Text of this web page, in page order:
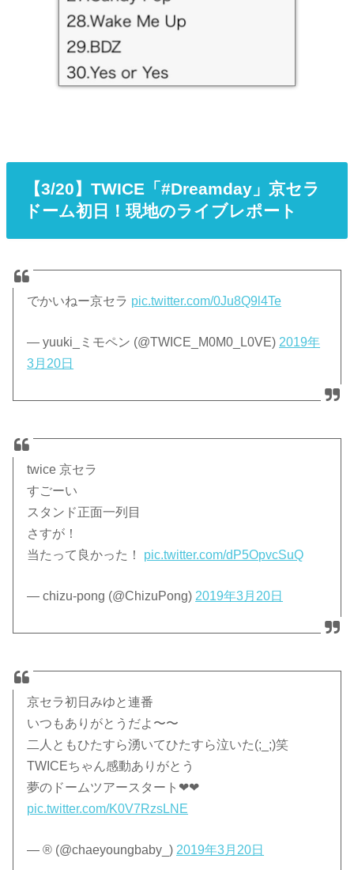
【3/20】TWICE「#Dreamday」京セラ
ドーム初日！現地のライブレポート
でかいねー京セラ pic.twitter.com/0Ju8Q9l4Te
— yuuki_ミモペン (@TWICE_M0M0_L0VE) 2019年
3月20日
twice 京セラ
すごーい
スタンド正面一列目
さすが！
当たって良かった！ pic.twitter.com/dP5OpvcSuQ
— chizu-pong (@ChizuPong) 2019年3月20日
京セラ初日みゆと連番
いつもありがとうだよ〜〜
二人ともひたすら湧いてひたすら泣いた(;_;)笑
TWICEちゃん感動ありがとう
夢のドームツアースタート❤︎❤︎
pic.twitter.com/K0V7RzsLNE
— ®︎ (@chaeyoungbaby_) 2019年3月20日